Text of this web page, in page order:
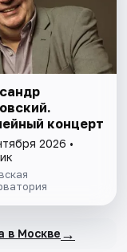
концерт
2026 •
в Москве →